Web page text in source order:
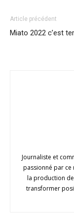
Article précédent
Miato 2022 c’est
Journaliste et
passionné par ce
la production
transformer